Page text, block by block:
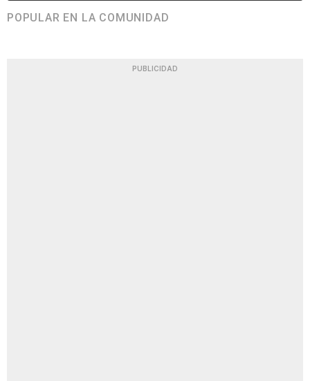
POPULAR EN LA COMUNIDAD
PUBLICIDAD